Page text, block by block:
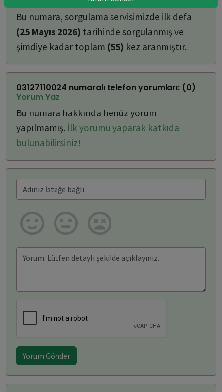
Bu numara, sorgulama servisimizde ilk defa
(25 Mayıs 2026) tarihinde sorgulanmış ve
şimdiye kadar toplam (55) kez aranmıştır.
03127110024 numaralı telefon yorumları: (0)
Yorum Yaz
Bu numara hakkında henüz yorum
yapılmamış. İlk yorumu yaparak katkıda
bulunabilirsiniz!
Yorum Gönder